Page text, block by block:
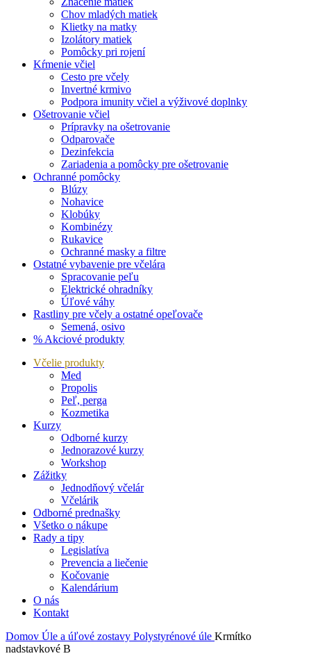
Chov mladých matiek
Klietky na matky
Izolátory matiek
Pomôcky pri rojení
Kŕmenie včiel
Cesto pre včely
Invertné krmivo
Podpora imunity včiel a výživové doplnky
Ošetrovanie včiel
Prípravky na ošetrovanie
Odparovače
Dezinfekcia
Zariadenia a pomôcky pre ošetrovanie
Ochranné pomôcky
Blúzy
Nohavice
Klobúky
Kombinézy
Rukavice
Ochranné masky a filtre
Ostatné vybavenie pre včelára
Spracovanie peľu
Elektrické ohradníky
Úľové váhy
Rastliny pre včely a ostatné opeľovače
Semená, osivo
% Akciové produkty
Včelie produkty
Med
Propolis
Peľ, perga
Kozmetika
Kurzy
Odborné kurzy
Jednorazové kurzy
Workshop
Zážitky
Jednodňový včelár
Včelárik
Odborné prednašky
Všetko o nákupe
Rady a tipy
Legislatíva
Prevencia a liečenie
Kočovanie
Kalendárium
O nás
Kontakt
Domov Úle a úľové zostavy Polystyrénové úle Krmítko
nadstavkové B